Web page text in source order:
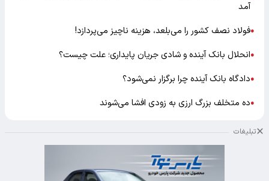
آمد
●فولاد نصف کشور را می‌بلعد، هزینه ناچیز می‌پردازد!
●انحلال بانک آینده و شادی جریان پایداری؛ علت چیست؟
●دادگاه بانک آینده چرا برگزار نمی‌شود؟
●ده متخلف بزرگ ارزی به زودی افشا می‌شوند
تبلیغات